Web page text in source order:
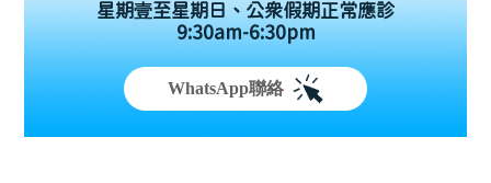
星期壹至星期日、公眾假期正常應診
9:30am-6:30pm
WhatsApp聯絡